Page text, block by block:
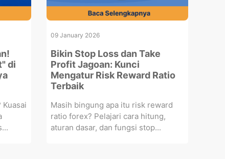
di
09 January 2026
Bikin Stop Loss dan Take
Profit Jagoan: Kunci
Mengatur Risk Reward Ratio
Terbaik
Masih bingung apa itu risk reward
ratio forex? Pelajari cara hitung,
aturan dasar, dan fungsi stop...